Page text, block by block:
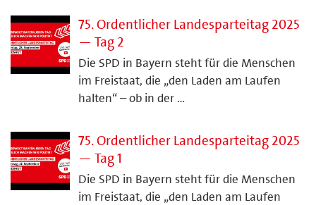
75. Ordentlicher Landesparteitag 2025
— Tag 2
Die SPD in Bayern steht für die Menschen
im Freistaat, die „den Laden am Laufen
halten“ – ob in der …
75. Ordentlicher Landesparteitag 2025
— Tag 1
Die SPD in Bayern steht für die Menschen
im Freistaat, die „den Laden am Laufen